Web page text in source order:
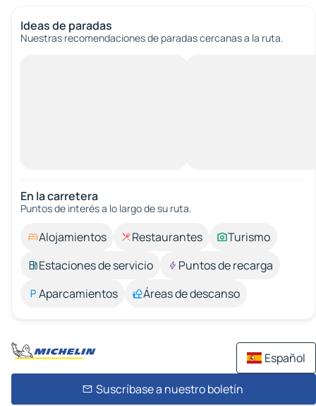
Ideas de paradas
Nuestras recomendaciones de paradas cercanas a la ruta.
En la carretera
Puntos de interés a lo largo de su ruta.
Alojamientos Restaurantes
Turismo
Estaciones de servicio
Puntos de recarga
Aparcamientos
Áreas de descanso
Español
Suscríbase a nuestro boletín